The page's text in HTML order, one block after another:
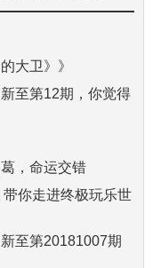
大卫》》
至第12期，你觉得
，命运交错
带你走进终极玩乐世
至第20181007期